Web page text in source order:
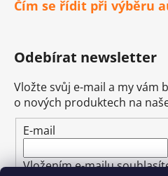
Čím se řídit při výběru
Odebírat newsletter
Vložte svůj e-mail a my vám
o nových produktech na
E-mail
Vložením e-mailu